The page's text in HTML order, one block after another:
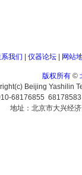
我们 仪器论坛| 网站
版权所有©
Beijing Yashilin
68176855
地址：北京市大兴经